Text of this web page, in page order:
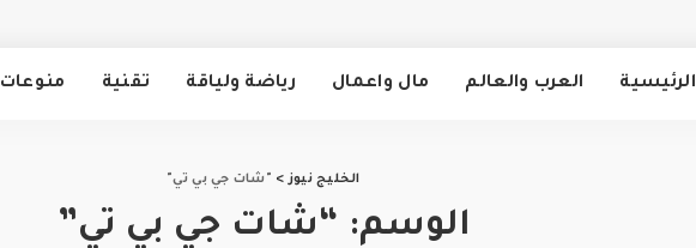
الرئيسية العرب والعالم مال واعمال رياضة ولياقة تقنية منوعات
الخليج نيوز> "شات جي بي تي"
الوسم: “شات جي بي تي”